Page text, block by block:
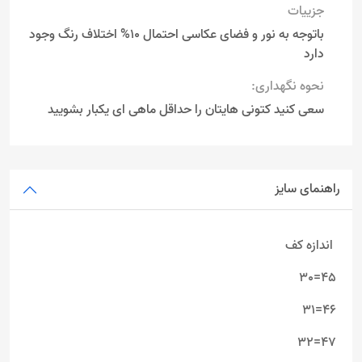
جزییات
باتوجه به نور و فضای عکاسی احتمال 10% اختلاف رنگ وجود
دارد
نحوه نگهداری:
سعی کنید کتونی هایتان را حداقل ماهی ای یکبار بشویید
راهنمای سایز
اندازه کف
45=30
46=31
47=32